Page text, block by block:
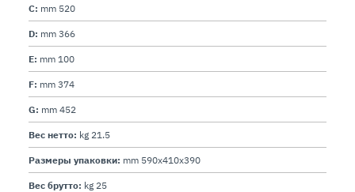
C: mm 520
D: mm 366
E: mm 100
F: mm 374
G: mm 452
Вес нетто: kg 21.5
Размеры упаковки: mm 590x410x390
Вес брутто: kg 25